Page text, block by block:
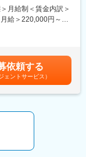
わせて取得できま
アルミ窓を開発。以
カヤバの技術は、自
や安全走行に貢献
自動車用ショックア
トップクラス。
新興国に対して製
月給制＜賃金内訳＞
給＞220,000円～
て上下する可能性
記です。
依頼する
ェントサービス）